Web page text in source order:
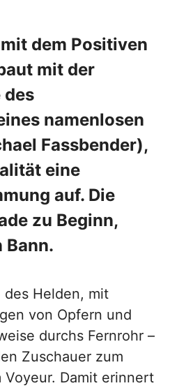
dem Positiven
mit der
des
namenlosen
Fassbender),
eine
auf. Die
zu Beginn,
Bann.
Helden, mit
von Opfern und
durchs Fernrohr –
Zuschauer zum
Voyeur. Damit erinnert